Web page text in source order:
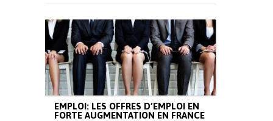
EMPLOI: LES OFFRES D’EMPLOI EN
FORTE AUGMENTATION EN FRANCE